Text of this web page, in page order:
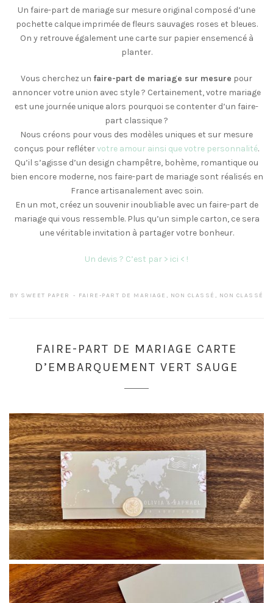
Un faire-part de mariage sur mesure original composé d’une
pochette calque imprimée de fleurs sauvages roses et bleues.
On y retrouve également une carte sur papier ensemencé à
planter.
Vous cherchez un faire-part de mariage sur mesure pour
annoncer votre union avec style ? Certainement, votre mariage
est une journée unique alors pourquoi se contenter d’un faire-
part classique ?
Nous créons pour vous des modèles uniques et sur mesure
conçus pour reflétervotre amour ainsi que votre personnalité.
Qu’il s’agisse d’un design champêtre, bohème, romantique ou
bien encore moderne, nos faire-part de mariage sont réalisés en
France artisanalement avec soin.
En un mot, créez un souvenir inoubliable avec un faire-part de
mariage qui vous ressemble. Plus qu’un simple carton, ce sera
une véritable invitation à partager votre bonheur.
Un devis ? C’est par > ici < !
BY SWEET PAPER FAIRE-PART DE MARIAGE , NON CLASSÉ , NON CLASSÉ
FAIRE-PART DE MARIAGE CARTE
D’EMBARQUEMENT VERT SAUGE